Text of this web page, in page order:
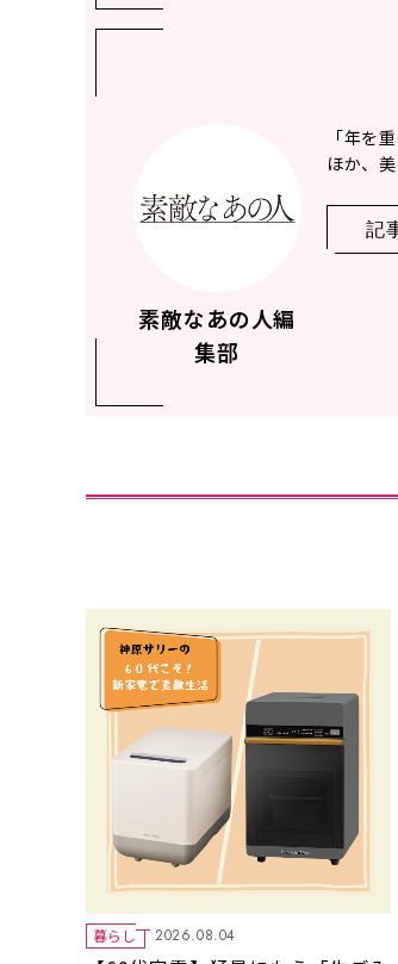
素敵なあの人編
集部
「年を
ほか、
記
暮らし 2026.08.04